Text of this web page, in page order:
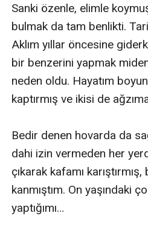
Sanki özenle, elimle
bulmak da tam benlikti.
Aklım yıllar öncesine
bir benzerini yapmak
neden oldu. Hayatım
kaptırmış ve ikisi de
Bedir denen hovarda da
dahi izin vermeden her
çıkarak kafamı
kanmıştım. On yaşındaki
yaptığımı…